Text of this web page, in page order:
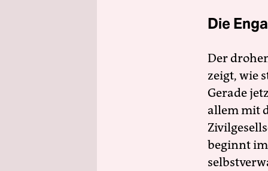
Die
Der
zeigt, wie
Gerade
allem mit
beginnt